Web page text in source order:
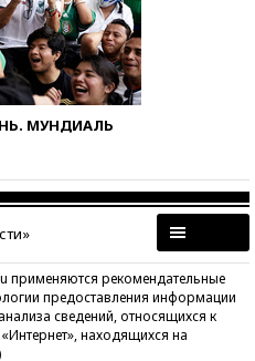
МУНДИАЛЬ
применяются рекомендательные
предоставления информации
сведений, относящихся к
находящихся на